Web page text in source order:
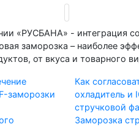
«РУСБАНА» - интеграция
заморозка – наиболее
от вкуса и товарного
заморозки
Как
охладитель и
стручковой
Заморозка